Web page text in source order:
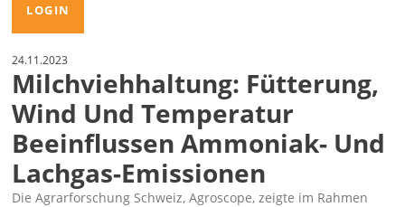
LOGIN
24.11.2023
Milchviehhaltung: Fütterung,
Wind Und Temperatur
Beeinflussen Ammoniak- Und
Lachgas-Emissionen
Die Agrarforschung Schweiz, Agroscope, zeigte im Rahmen